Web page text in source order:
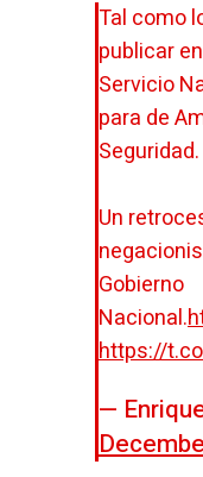
Tal como lo anticipamos, se acaba de
publicar
Servicio
para de
Seguridad.
Un
Gobierno
Nacional.
https://
—